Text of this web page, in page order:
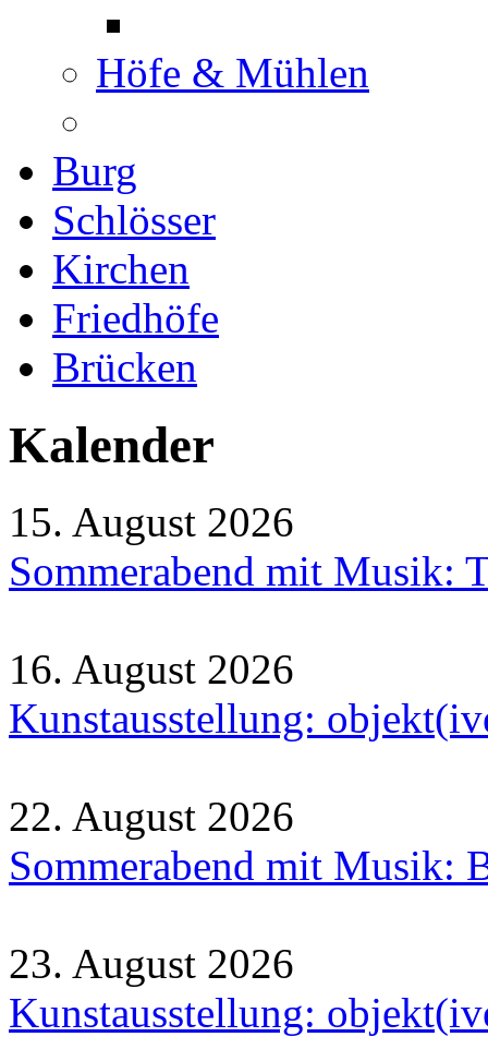
Höfe & Mühlen
Burg
Schlösser
Kirchen
Friedhöfe
Brücken
Kalender
15. August 2026
Sommerabend mit Musik:
16. August 2026
Kunstausstellung:
22. August 2026
Sommerabend mit Musik:
23. August 2026
Kunstausstellung: